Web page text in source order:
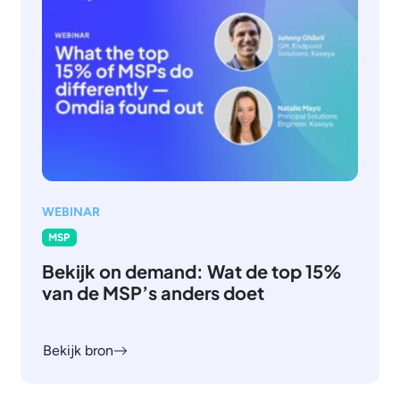
WEBINAR
MSP
Bekijk on demand: Wat de top 15%
van de MSP’s anders doet
Bekijk bron